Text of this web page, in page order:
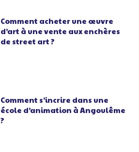
Comment acheter une œuvre
d’art à une vente aux enchères
de street art ?
Comment s’incrire dans une
école d’animation à Angoulême
?